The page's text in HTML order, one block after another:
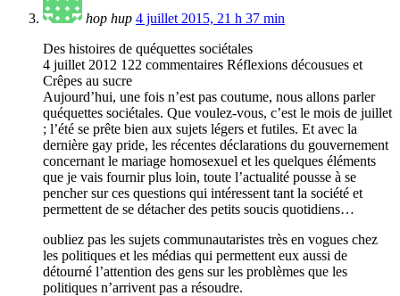
hop hup 4 juillet 2015, 21 h 37 min
Des histoires de quéquettes sociétales
4 juillet 2012 122 commentaires Réflexions décousues et
Crêpes au sucre
Aujourd’hui, une fois n’est pas coutume, nous allons parler
quéquettes sociétales. Que voulez-vous, c’est le mois de juillet
; l’été se prête bien aux sujets légers et futiles. Et avec la
dernière gay pride, les récentes déclarations du gouvernement
concernant le mariage homosexuel et les quelques éléments
que je vais fournir plus loin, toute l’actualité pousse à se
pencher sur ces questions qui intéressent tant la société et
permettent de se détacher des petits soucis quotidiens…
oubliez pas les sujets communautaristes très en vogues chez
les politiques et les médias qui permettent eux aussi de
détourné l’attention des gens sur les problèmes que les
politiques n’arrivent pas a résoudre.